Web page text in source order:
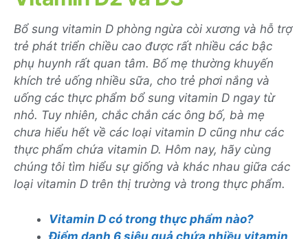
Bổ sung vitamin D phòng ngừa còi xương và hỗ trợ
trẻ phát triển chiều cao được rất nhiều các bậc
phụ huynh rất quan tâm. Bố mẹ thường khuyến
khích trẻ uống nhiều sữa, cho trẻ phơi nắng và
uống các thực phẩm bổ sung vitamin D ngay từ
nhỏ. Tuy nhiên, chắc chắn các ông bố, bà mẹ
chưa hiểu hết về các loại vitamin D cũng như các
thực phẩm chứa vitamin D. Hôm nay, hãy cùng
chúng tôi tìm hiểu sự giống và khác nhau giữa các
loại vitamin D trên thị trường và trong thực phẩm.
Vitamin D có trong thực phẩm nào?
Điểm danh 6 siêu quả chứa nhiều vitamin